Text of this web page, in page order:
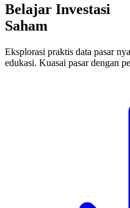
Belajar Investasi
Saham
Eksplorasi praktis data pasar
edukasi. Kuasai pasar dengan